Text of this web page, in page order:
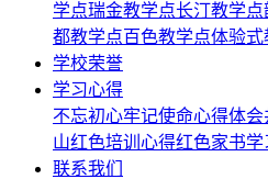
学点瑞金教学点长汀教学点
都教学点百色教学点体验式
学校荣誉
学习心得
不忘初心牢记使命心得体会
山红色培训心得红色家书学
联系我们